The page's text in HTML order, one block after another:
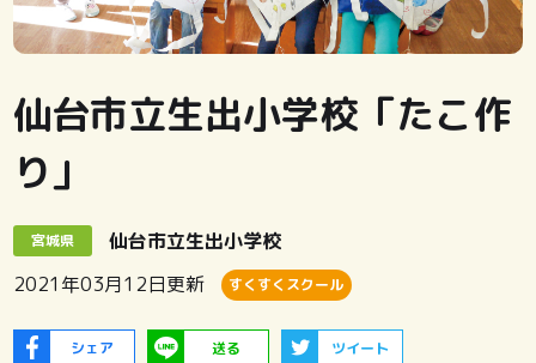
仙台市立生出小学校「たこ作
り」
宮城県
仙台市立生出小学校
2021年03月12日更新 すくすくスクール
シェア 送る ツイート